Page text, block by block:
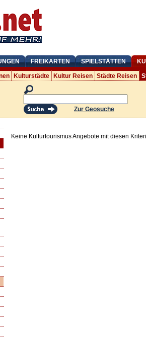
FREIKARTEN SPIELSTÄTTEN
Kulturstädte Kultur Reisen Städte Reisen
Zur Geosuche
Keine Kulturtourismus Angebote mit diesen